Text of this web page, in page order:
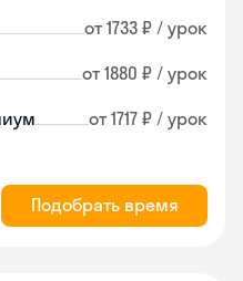
от 1733 ₽ / урок
от 1880 ₽ / урок
от 1717 ₽ / урок
Подобрать время